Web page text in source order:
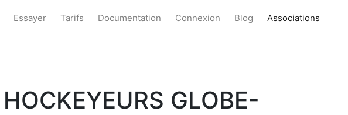
Essayer Tarifs Documentation Connexion Blog Associations
GLOBE-